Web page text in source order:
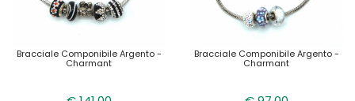
Bracciale Componibile Argento -
Charmant
Bracciale Componibile Argento -
Charmant